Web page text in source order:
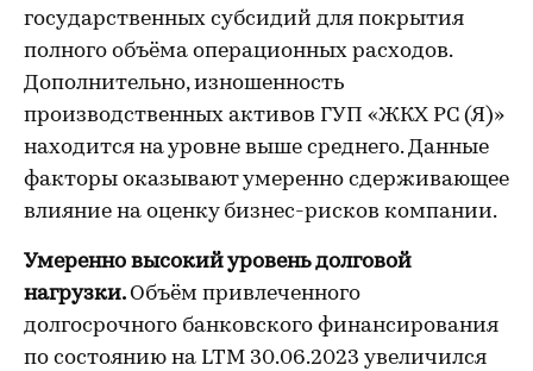
государственных субсидий для покрытия
полного объёма операционных расходов.
Дополнительно, изношенность
производственных активов ГУП «ЖКХ РС (Я)»
находится на уровне выше среднего. Данные
факторы оказывают умеренно сдерживающее
влияние на оценку бизнес-рисков компании.
Умеренно высокий уровень долговой
нагрузки. Объём привлеченного
долгосрочного банковского финансирования
по состоянию на LTM 30.06.2023 увеличился